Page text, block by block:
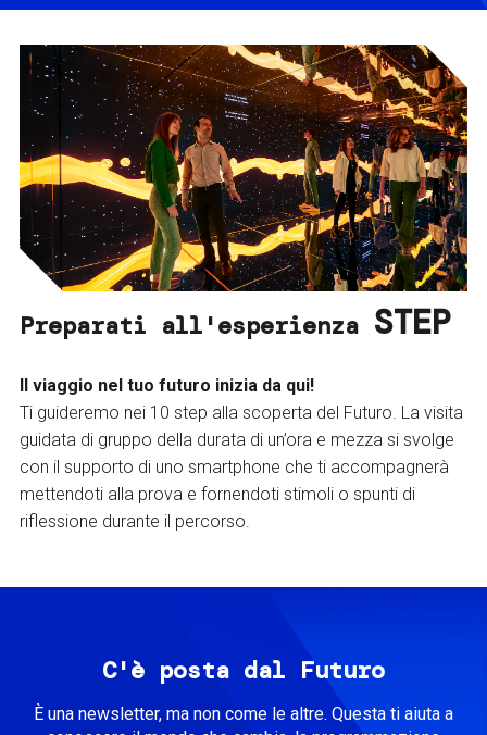
Preparati all'esperienza STEP
Il viaggio nel tuo futuro inizia da qui!
Ti guideremo nei 10 step alla scoperta del Futuro. La visita
guidata di gruppo della durata di un’ora e mezza si svolge
con il supporto di uno smartphone che ti accompagnerà
mettendoti alla prova e fornendoti stimoli o spunti di
riflessione durante il percorso.
C'è posta dal Futuro
È una newsletter, ma non come le altre. Questa ti aiuta a